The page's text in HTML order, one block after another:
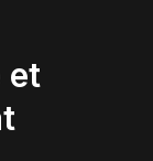
et